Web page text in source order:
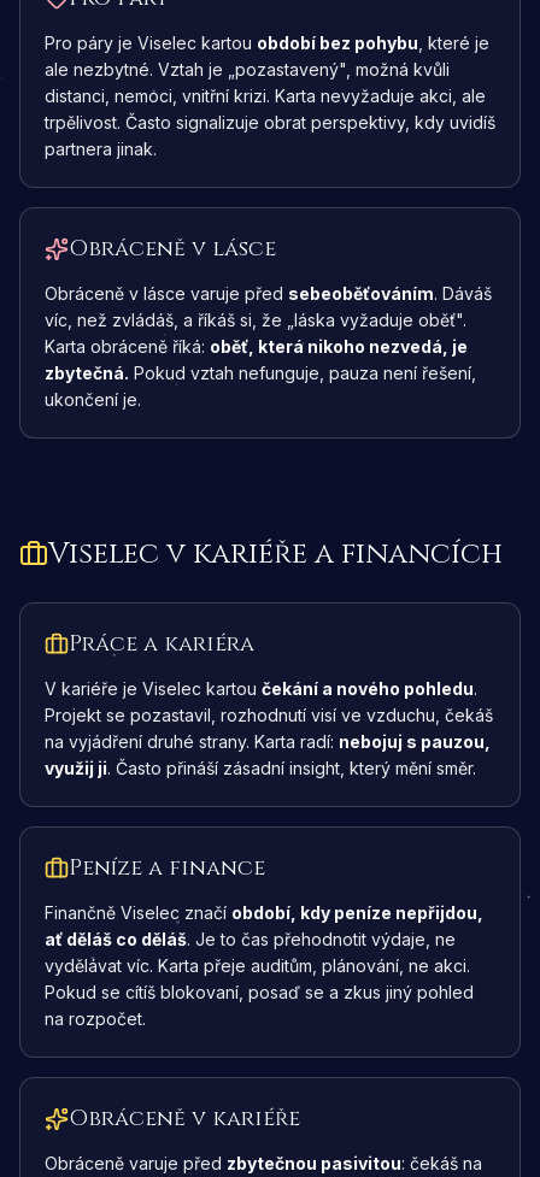
Pro páry je Viselec kartou období bez pohybu , které je
ale nezbytné. Vztah je „pozastavený", možná kvůli
distanci, nemoci, vnitřní krizi. Karta nevyžaduje akci, ale
trpělivost. Často signalizuje obrat perspektivy, kdy uvidíš
partnera jinak.
Obráceně v lásce
Obráceně v lásce varuje před sebeoběťováním. Dáváš
víc, než zvládáš, a říkáš si, že „láska vyžaduje oběť".
Karta obráceně říká: oběť, která nikoho nezvedá, je
zbytečná. Pokud vztah nefunguje, pauza není řešení,
ukončení je.
Viselec v kariéře a financích
Práce a kariéra
V kariéře je Viselec kartou čekání a nového pohledu.
Projekt se pozastavil, rozhodnutí visí ve vzduchu, čekáš
na vyjádření druhé strany. Karta radí: nebojuj s pauzou,
využij ji. Často přináší zásadní insight, který mění směr.
Peníze a finance
Finančně Viselec značí období, kdy peníze nepřijdou,
ať děláš co děláš. Je to čas přehodnotit výdaje, ne
vydělávat víc. Karta přeje auditům, plánování, ne akci.
Pokud se cítíš blokovaní, posaď se a zkus jiný pohled
na rozpočet.
Obráceně v kariéře
Obráceně varuje před zbytečnou pasivitou: čekáš na